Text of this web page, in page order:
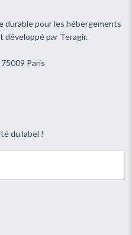
durable pour les hébergements
par Teragir.
Paris
du label !